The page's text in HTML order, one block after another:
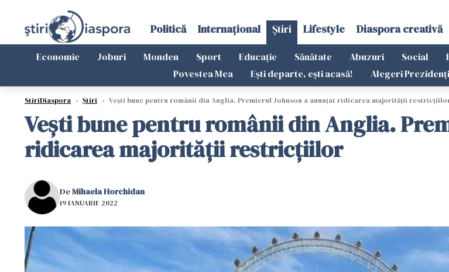
Politică Internațional Știri Lifestyle Diaspora creativă
Economie Joburi Monden Sport Educație Sănătate Abuzuri Social
Povestea Mea
Ești departe, ești acasă! Alegeri
StiriDiaspora › Știri › Vești bune pentru românii din Anglia. Premierul Johnson a anunţat ridicarea majorităţii
Vești bune pentru românii din Anglia.
ridicarea majorităţii restricţiilor
DeMihaela Horchidan
19 IANUARIE 2022